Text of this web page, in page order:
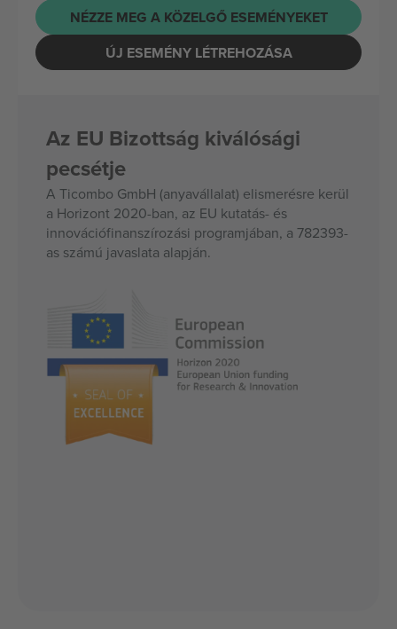
NÉZZE MEG A KÖZELGŐ ESEMÉNYEKET
ÚJ ESEMÉNY LÉTREHOZÁSA
Az EU Bizottság kiválósági
pecsétje
A Ticombo GmbH (anyavállalat) elismerésre kerül
a Horizont 2020-ban, az EU kutatás- és
innovációfinanszírozási programjában, a 782393-
as számú javaslata alapján.